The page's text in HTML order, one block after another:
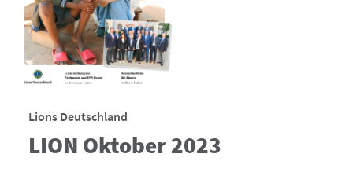
Lions Deutschland
LION Oktober 2023